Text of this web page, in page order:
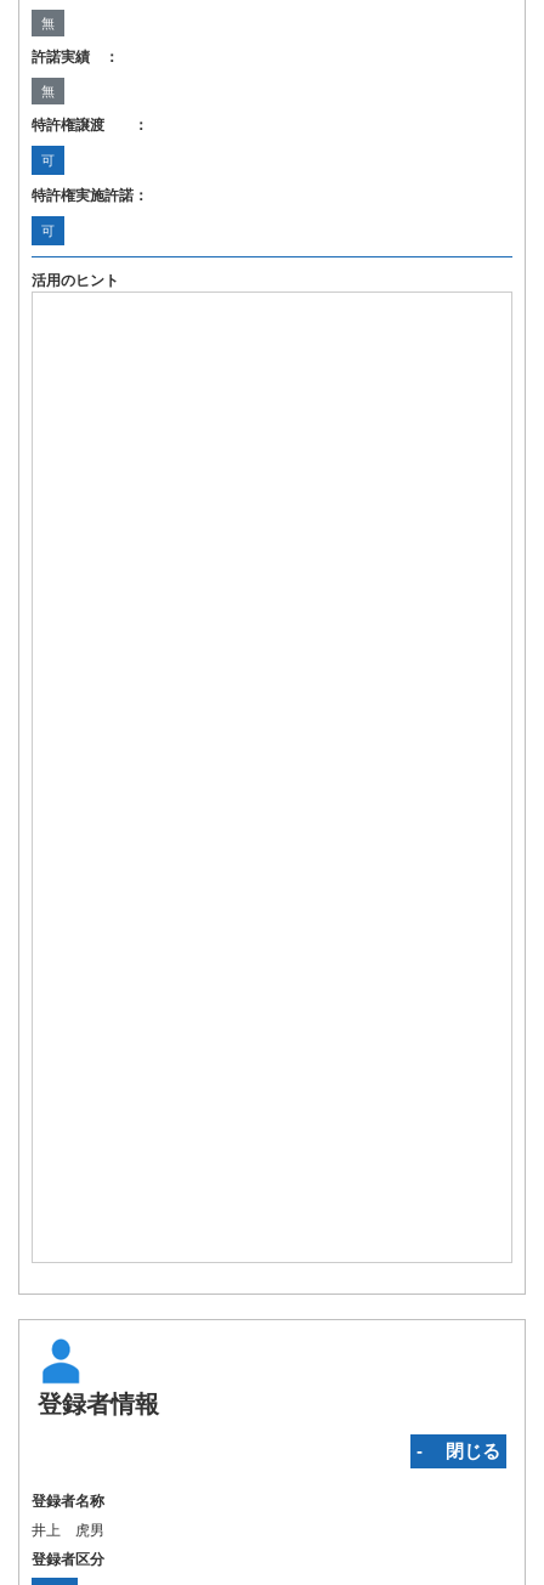
無
許諾実績 ：
無
特許権譲渡 ：
可
特許権実施許諾：
可
活用のヒント
登録者情報
‐ 閉じる
登録者名称
井上 虎男
登録者区分